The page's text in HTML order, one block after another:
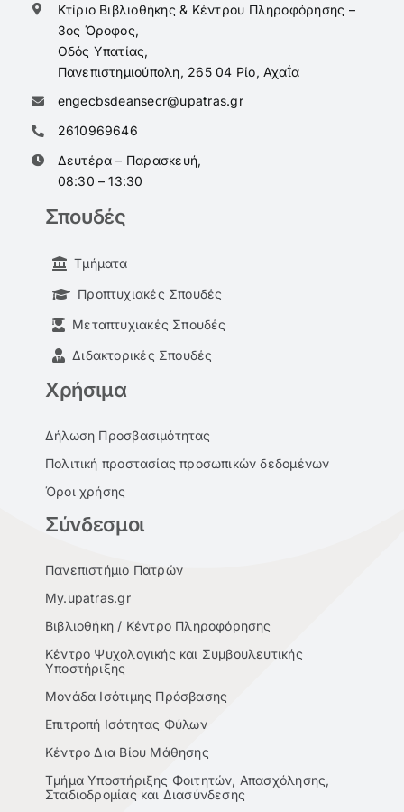
Κτίριο Βιβλιοθήκης & Κέντρου Πληροφόρησης –
3ος Όροφος,
Οδός Υπατίας,
Πανεπιστημιούπολη, 265 04 Ρίο, Αχαΐα
engecbsdeansecr@upatras.gr
2610969646
Δευτέρα – Παρασκευή,
08:30 – 13:30
Σπουδές
Τμήματα
Προπτυχιακές Σπουδές
Μεταπτυχιακές Σπουδές
Διδακτορικές Σπουδές
Χρήσιμα
Δήλωση Προσβασιμότητας
Πολιτική προστασίας προσωπικών δεδομένων
Όροι χρήσης
Σύνδεσμοι
Πανεπιστήμιο Πατρών
My.upatras.gr
Βιβλιοθήκη / Κέντρο Πληροφόρησης
Κέντρο Ψυχολογικής και Συμβουλευτικής
Υποστήριξης
Μονάδα Ισότιμης Πρόσβασης
Επιτροπή Ισότητας Φύλων
Κέντρο Δια Βίου Μάθησης
Τμήμα Υποστήριξης Φοιτητών, Απασχόλησης,
Σταδιοδρομίας και Διασύνδεσης